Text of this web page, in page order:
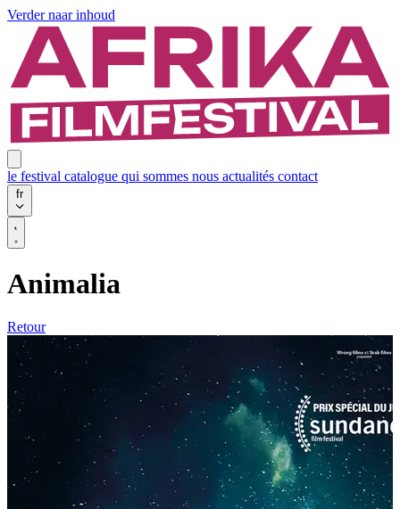
Verder naar inhoud
le festival catalogue qui sommes nous actualités contact
fr
Animalia
Retour